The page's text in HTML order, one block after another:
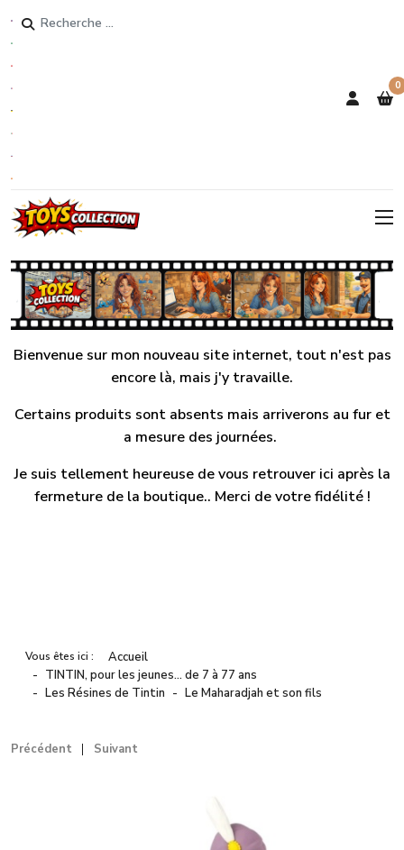
Rechercher
0
Bienvenue sur mon nouveau site internet, tout n'est pas
encore là, mais j'y travaille.
Certains produits sont absents mais arriverons au fur et
a mesure des journées.
Je suis tellement heureuse de vous retrouver ici après la
fermeture de la boutique.. Merci de votre fidélité !
Vous êtes ici :
Accueil
TINTIN, pour les jeunes… de 7 à 77 ans
Les Résines de Tintin
Le Maharadjah et son fils
Précédent Suivant